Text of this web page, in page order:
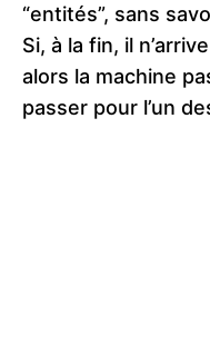
“entités”, sans
Si, à la fin, il
alors la machine
passer pour l’un